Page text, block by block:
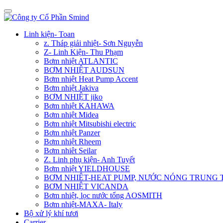
Linh kiện- Toan
z. Tháp giải nhiệt- Sơn Nguyễn
Z- Linh Kiện- Thu Phạm
Bơm nhiệt ATLANTIC
BƠM NHIỆT AUDSUN
Bơm nhiệt Heat Pump Accent
Bơm nhiệt Jakiva
BƠM NHIỆT jiko
Bơm nhiệt KAHAWA
Bơm nhiệt Midea
Bơm nhiệt Mitsubishi electric
Bơm nhiệt Panzer
Bơm nhiệt Rheem
Bơm nhiêt Seilar
Z. Linh phụ kiện- Anh Tuyết
Bơm nhiệt YIELDHOUSE
BƠM NHIÊT-HEAT PUMP, NƯỚC NÓNG TRUNG
BƠM NHIỆT VICANDA
Bơm nhiệt, lọc nước tổng AOSMITH
Bơm nhiệt-MAXA- Italy
Bộ xử lý khí tươi